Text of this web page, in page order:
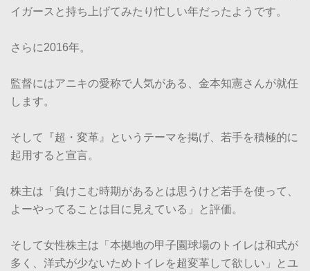
イガースと持ち上げてみたり忙しい年だったようです。
さらに2016年。
監督にはアニキの愛称で人気がある、金本知憲さんが就任
します。
そして『超・変革』というテーマを掲げ、若手を積極的に
起用すると宣言。
株主は「負けこむ時期があるとは思うけど若手を使って、
よーやってることは目に見えている」と評価。
そして女性株主は「本拠地の甲子園球場のトイレは和式が
多く、洋式が少ないためトイレを超変革して欲しい」とユ